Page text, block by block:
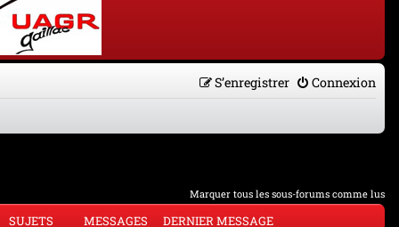
Connexion
S’enregistrer
Marquer tous les sous-forums comme lus
SUJETS MESSAGES DERNIER MESSAGE